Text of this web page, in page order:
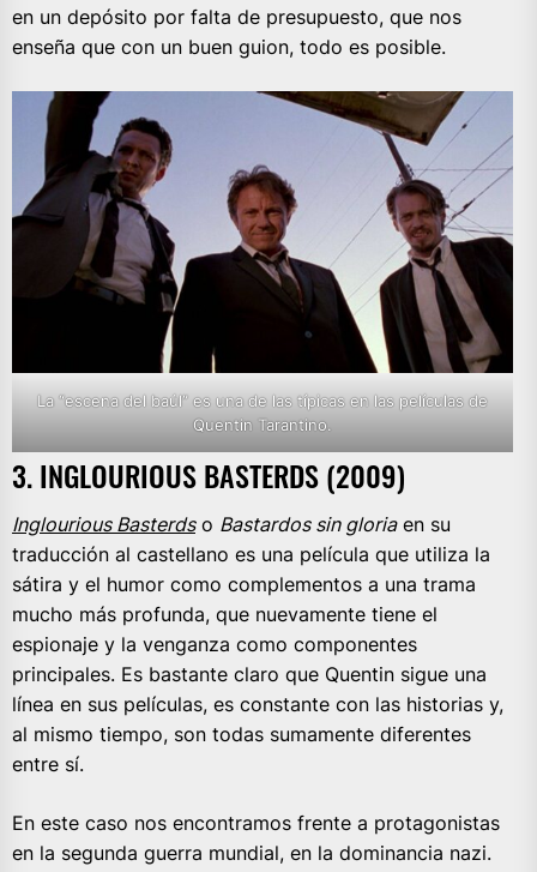
en un depósito por falta de presupuesto, que nos
enseña que con un buen guion, todo es posible.
La “escena del baúl” es una de las típicas en las películas de
Quentin Tarantino.
3. INGLOURIOUS BASTERDS (2009)
Inglourious Basterdso Bastardos sin gloriaen su
traducción al castellano es una película que utiliza la
sátira y el humor como complementos a una trama
mucho más profunda, que nuevamente tiene el
espionaje y la venganza como componentes
principales. Es bastante claro que Quentin sigue una
línea en sus películas, es constante con las historias y,
al mismo tiempo, son todas sumamente diferentes
entre sí.
En este caso nos encontramos frente a protagonistas
en la segunda guerra mundial, en la dominancia nazi.